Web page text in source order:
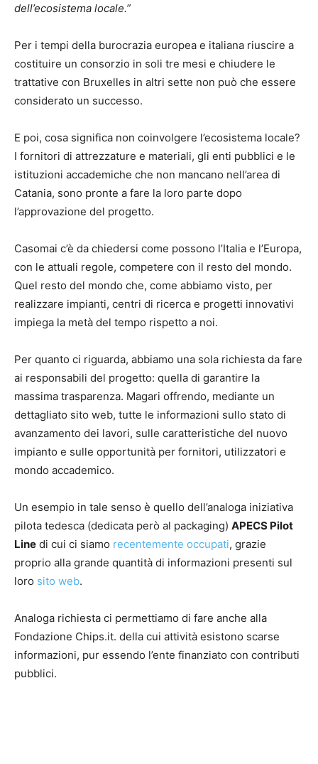
dell’ecosistema locale.”
Per i tempi della burocrazia europea e italiana riuscire a
costituire un consorzio in soli tre mesi e chiudere le
trattative con Bruxelles in altri sette non può che essere
considerato un successo.
E poi, cosa significa non coinvolgere l’ecosistema locale?
I fornitori di attrezzature e materiali, gli enti pubblici e le
istituzioni accademiche che non mancano nell’area di
Catania, sono pronte a fare la loro parte dopo
l’approvazione del progetto.
Casomai c’è da chiedersi come possono l’Italia e l’Europa,
con le attuali regole, competere con il resto del mondo.
Quel resto del mondo che, come abbiamo visto, per
realizzare impianti, centri di ricerca e progetti innovativi
impiega la metà del tempo rispetto a noi.
Per quanto ci riguarda, abbiamo una sola richiesta da fare
ai responsabili del progetto: quella di garantire la
massima trasparenza. Magari offrendo, mediante un
dettagliato sito web, tutte le informazioni sullo stato di
avanzamento dei lavori, sulle caratteristiche del nuovo
impianto e sulle opportunità per fornitori, utilizzatori e
mondo accademico.
Un esempio in tale senso è quello dell’analoga iniziativa
pilota tedesca (dedicata però al packaging) APECS Pilot
Line di cui ci siamo recentemente occupati, grazie
proprio alla grande quantità di informazioni presenti sul
loro sito web.
Analoga richiesta ci permettiamo di fare anche alla
Fondazione Chips.it. della cui attività esistono scarse
informazioni, pur essendo l’ente finanziato con contributi
pubblici.